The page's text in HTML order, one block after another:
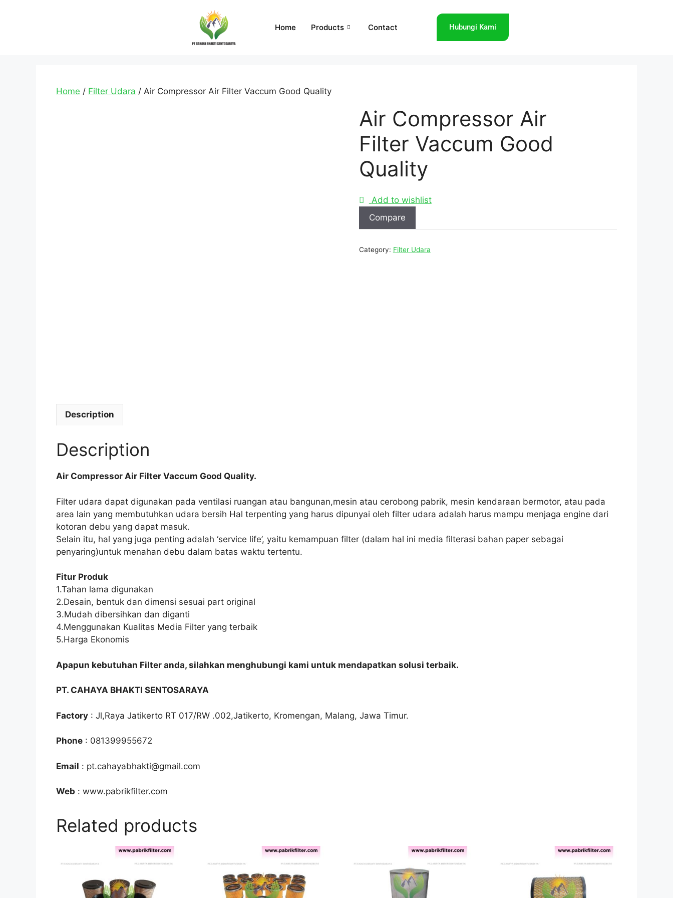
Home Products Contact Hubungi Kami
Home / Filter Udara / Air Compressor Air Filter Vaccum Good Quality
Air Compressor Air
Filter Vaccum Good
Quality
Add to wishlist
Compare
Category: Filter Udara
Description
Description
Air Compressor Air Filter Vaccum Good Quality.
Filter udara dapat digunakan pada ventilasi ruangan atau bangunan,mesin atau cerobong pabrik, mesin kendaraan bermotor, atau pada
area lain yang membutuhkan udara bersih Hal terpenting yang harus dipunyai oleh filter udara adalah harus mampu menjaga engine dari
kotoran debu yang dapat masuk.
Selain itu, hal yang juga penting adalah ‘service life’, yaitu kemampuan filter (dalam hal ini media filterasi bahan paper sebagai
penyaring)untuk menahan debu dalam batas waktu tertentu.
Fitur Produk
1.Tahan lama digunakan
2.Desain, bentuk dan dimensi sesuai part original
3.Mudah dibersihkan dan diganti
4.Menggunakan Kualitas Media Filter yang terbaik
5.Harga Ekonomis
Apapun kebutuhan Filter anda, silahkan menghubungi kami untuk mendapatkan solusi terbaik.
PT. CAHAYA BHAKTI SENTOSARAYA
Factory : Jl,Raya Jatikerto RT 017/RW .002,Jatikerto, Kromengan, Malang, Jawa Timur.
Phone : 081399955672
Email : pt.cahayabhakti@gmail.com
Web : www.pabrikfilter.com
Related products